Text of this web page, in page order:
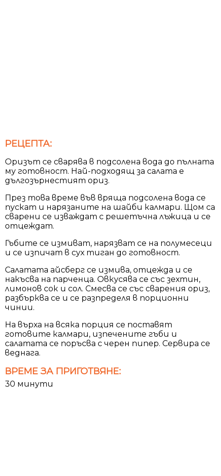
РЕЦЕПТА:
Оризът се сварява в подсолена вода до пълната
му готовност. Най-подходящ за салата е
дългозърнестият ориз.
През това време във вряща подсолена вода се
пускат и нарязаните на шайби калмари. Щом са
сварени се изваждат с решетъчна лъжица и се
отцеждат.
Гъбите се измиват, нарязват се на полумесеци
и се изпичат в сух тиган до готовност.
Салатата айсберг се измива, отцежда и се
накъсва на парченца. Овкусява се със зехтин,
лимонов сок и сол. Смесва се със сварения ориз,
разбърква се и се разпределя в порционни
чинии.
На върха на всяка порция се поставят
готовите калмари, изпечените гъби и
салатата се поръсва с черен пипер. Сервира се
веднага.
ВРЕМЕ ЗА ПРИГОТВЯНЕ:
30 минути